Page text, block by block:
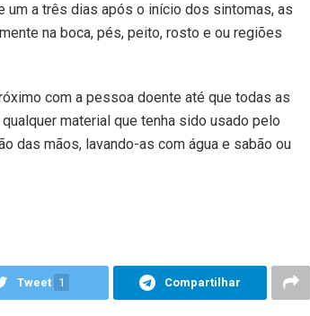
um a três dias após o início dos sintomas, as
na boca, pés, peito, rosto e ou regiões
com a pessoa doente até que todas as
material que tenha sido usado pelo
das mãos, lavando-as com água e sabão ou
Tweet 1 Compartilhar